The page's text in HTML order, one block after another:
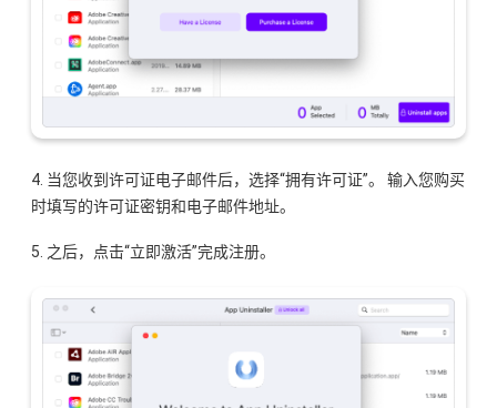
4. 当您收到许可证电子邮件后，选择“拥有许可证”。 输入您购买
时填写的许可证密钥和电子邮件地址。
5. 之后，点击“立即激活”完成注册。